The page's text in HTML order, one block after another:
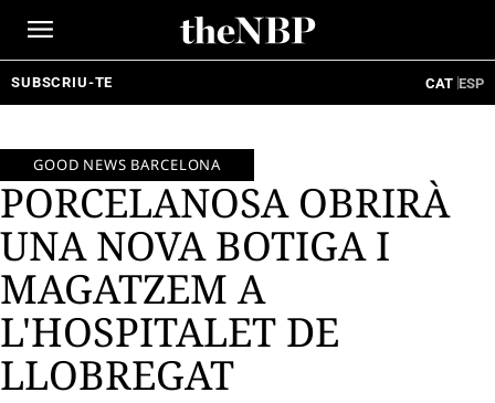
SUBSCRIU-TE CAT ESP
GOOD NEWS BARCELONA
PORCELANOSA OBRIRÀ
UNA NOVA BOTIGA I
MAGATZEM A
L'HOSPITALET DE
LLOBREGAT